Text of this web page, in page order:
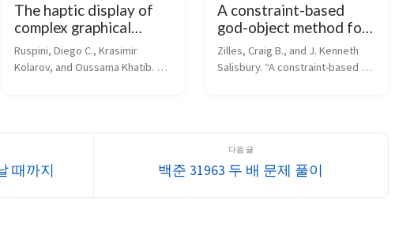
The haptic display of
complex graphical
environments 리뷰
Ruspini, Diego C., Krasimir
Kolarov, and Oussama Khatib.
A constraint-based
god-object method for
haptic display 리뷰
Zilles, Craig B., and J. Kenneth
Salisbury. “A constraint-based
systems. Human ro...
때까지 백준 31963 두 배 문제 풀이